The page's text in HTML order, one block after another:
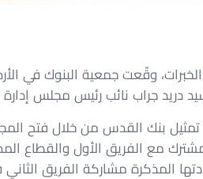
وقّعت جمعية البنوك في
دريد جراب نائب رئيس مجلس
تمثيل بنك القدس من خلال فتح
مع الفريق الأول والقطاع
المذكرة مشاركة الفريق